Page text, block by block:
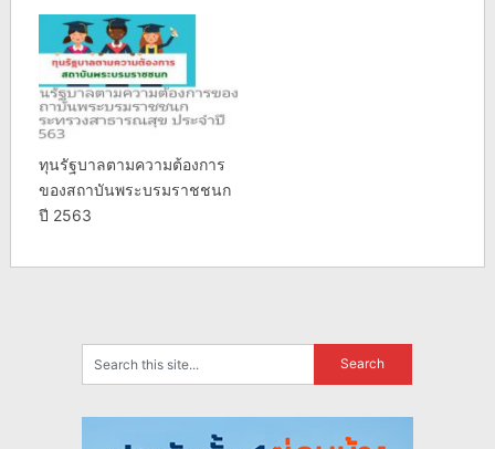
ทุนรัฐบาลตามความต้องการ
ของสถาบันพระบรมราชชนก
ปี 2563